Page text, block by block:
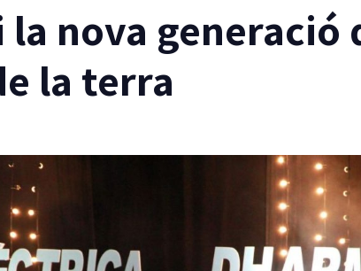
la nova generació
la terra